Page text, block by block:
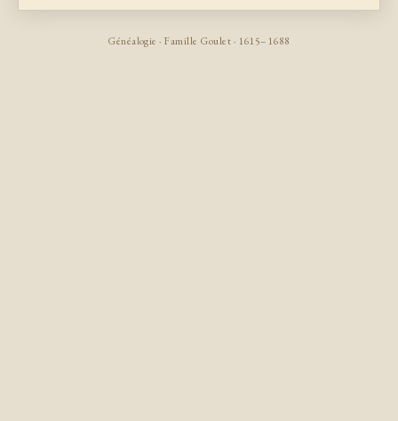
Généalogie · Famille Goulet · 1615–1688